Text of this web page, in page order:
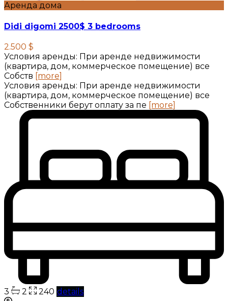
Аренда дома
Didi digomi 2500$ 3 bedrooms
2.500 $
Условия аренды: При аренде недвижимости
(квартира, дом, коммерческое помещение) все
Собств [more]
Условия аренды: При аренде недвижимости
(квартира, дом, коммерческое помещение) все
Собственники берут оплату за пе [more]
3 2 240 details